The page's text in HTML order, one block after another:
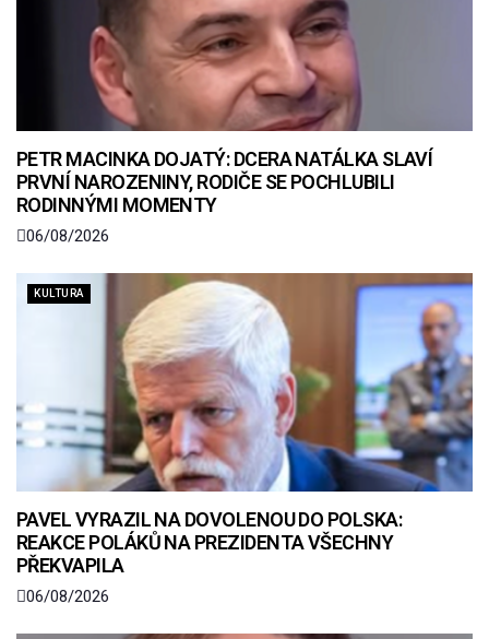
PETR MACINKA DOJATÝ: DCERA NATÁLKA SLAVÍ
PRVNÍ NAROZENINY, RODIČE SE POCHLUBILI
RODINNÝMI MOMENTY
06/08/2026
KULTURA
PAVEL VYRAZIL NA DOVOLENOU DO POLSKA:
REAKCE POLÁKŮ NA PREZIDENTA VŠECHNY
PŘEKVAPILA
06/08/2026